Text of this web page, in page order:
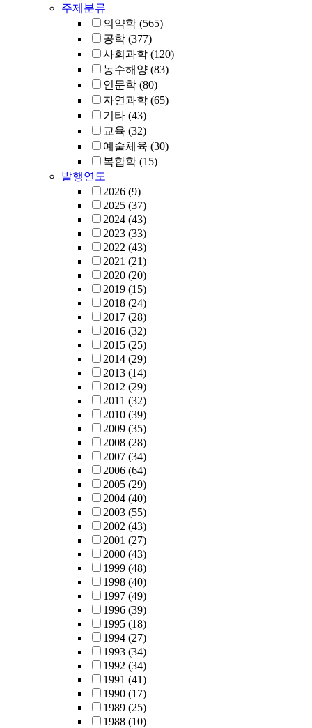
주제분류
의약학 (565)
공학 (377)
사회과학 (120)
농수해양 (83)
인문학 (80)
자연과학 (65)
기타 (43)
교육 (32)
예술체육 (30)
복합학 (15)
발행연도
2026 (9)
2025 (37)
2024 (43)
2023 (33)
2022 (43)
2021 (21)
2020 (20)
2019 (15)
2018 (24)
2017 (28)
2016 (32)
2015 (25)
2014 (29)
2013 (14)
2012 (29)
2011 (32)
2010 (39)
2009 (35)
2008 (28)
2007 (34)
2006 (64)
2005 (29)
2004 (40)
2003 (55)
2002 (43)
2001 (27)
2000 (43)
1999 (48)
1998 (40)
1997 (49)
1996 (39)
1995 (18)
1994 (27)
1993 (34)
1992 (34)
1991 (41)
1990 (17)
1989 (25)
1988 (10)